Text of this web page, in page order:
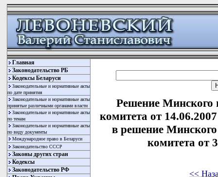
Главная
Законодательство РБ
Кодексы Беларуси
Законодательные и нормативные акты
по дате принятия
Законодательные и нормативные акты
принятые различными органами власти
Законодательные и нормативные акты
по темам
Законодательные и нормативные акты
по виду документы
Международное право в Беларуси
Законодательство СССР
Законы других стран
Кодексы
Законодательство РФ
Решение Минского
комитета от
в решение Минского
комитета от
<<